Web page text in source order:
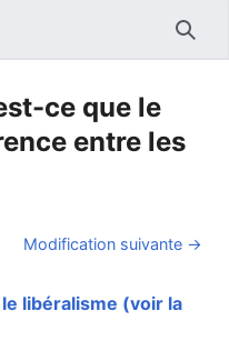
ce que le
entre les
Modification suivante →
libéralisme (voir la